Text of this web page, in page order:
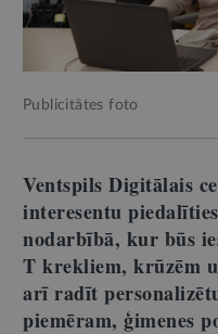
Publicitātes foto
Ventspils Digitālais
interesentu
nodarbībā, kur būs
T krekliem, krūzēm
arī radīt
piemēram, ģimenes